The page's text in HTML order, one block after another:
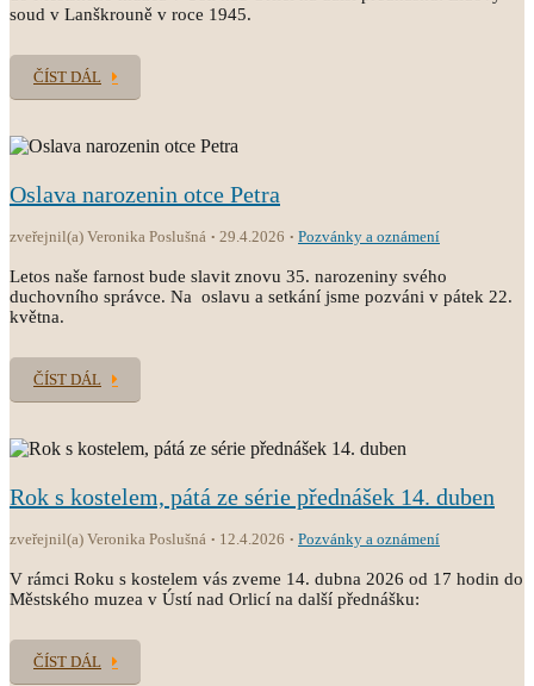
soud v Lanškrouně v roce 1945.
ČÍST DÁL
Oslava narozenin otce Petra
zveřejnil(a) Veronika Poslušná 29.4.2026 Pozvánky a oznámení
Letos naše farnost bude slavit znovu 35. narozeniny svého
duchovního správce. Na oslavu a setkání jsme pozváni v pátek 22.
května.
ČÍST DÁL
Rok s kostelem, pátá ze série přednášek 14. duben
zveřejnil(a) Veronika Poslušná 12.4.2026 Pozvánky a oznámení
V rámci Roku s kostelem vás zveme 14. dubna 2026 od 17 hodin do
Městského muzea v Ústí nad Orlicí na další přednášku:
ČÍST DÁL